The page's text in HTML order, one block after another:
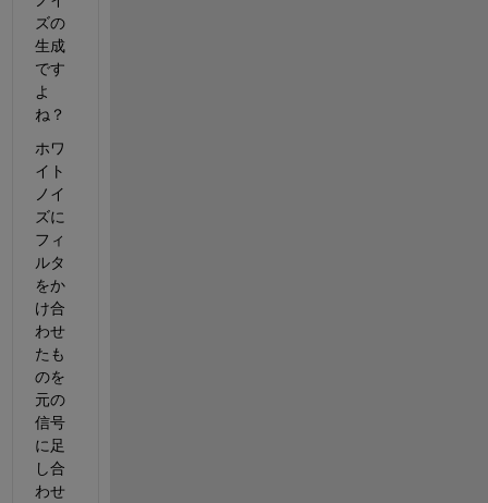
ズの
生成
です
よ
ね？
ホワ
イト
ノイ
ズに
フィ
ルタ
をか
け合
わせ
たも
のを
元の
信号
に足
し合
わせ